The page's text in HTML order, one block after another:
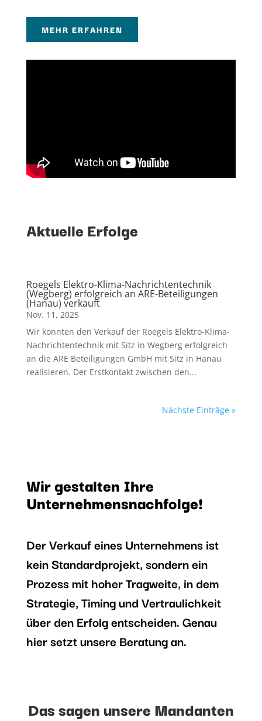
MEHR ERFAHREN
Aktuelle Erfolge
Roegels Elektro-Klima-Nachrichtentechnik
(Wegberg) erfolgreich an ARE-Beteiligungen
(Hanau) verkauft
Nov. 11, 2025
Wir konnten den Verkauf der Roegels Elektro-Klima-
Nachrichtentechnik mit Sitz in Wegberg erfolgreich
an die ARE Beteiligungen GmbH mit Sitz in Hanau
realisieren. Der Erstkontakt zwischen den...
Nächste Einträge »
Wir gestalten Ihre
Unternehmens­nachfolge!
Der Verkauf eines Unternehmens ist
kein Standardprojekt, sondern ein
Prozess mit hoher Tragweite, in dem
Strategie, Timing und Vertraulichkeit
über den Erfolg entscheiden. Genau
hier setzt unsere Beratung an.
Das sagen unsere Mandanten